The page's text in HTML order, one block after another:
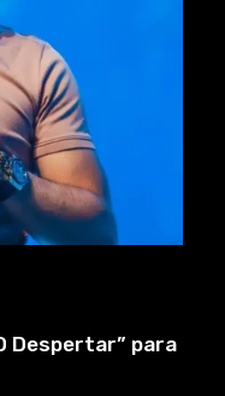
Despertar” para